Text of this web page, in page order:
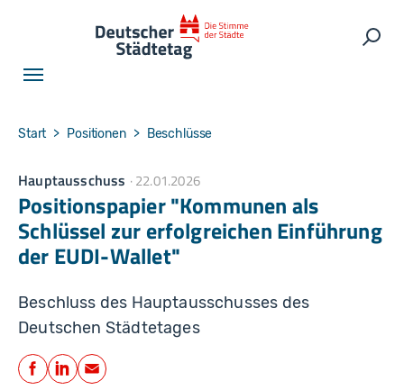
You are here:
Start Positionen Beschlüsse
Hauptausschuss 22.01.2026
Positionspapier "Kommunen als
Schlüssel zur erfolgreichen Einführung
der EUDI-Wallet"
Beschluss des Hauptausschusses des
Deutschen Städtetages
Teilen
Facebook
LinkedIn
E-Mail